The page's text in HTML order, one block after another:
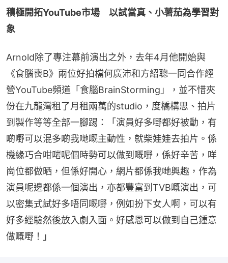
積極開拓YouTube市場　以試當真、小薯茄為學習對
象
Arnold除了專注幕前演出之外，去年4月他開始與
《食腦喪B》兩位好拍檔何廣沛和方紹聰一同合作經
營YouTube頻道「食腦BrainStorming」，並不惜夾
份在九龍灣租了月租兩萬的studio，度橋構思、拍片
到製作等等全部一腳踢：「演員好多嘢都好被動，有
啲嘢可以混多啲我哋嘅主動性，就柴娃娃去拍片。係
機緣巧合咁啱呢個時勢可以做到嘅嘢，係好辛苦，咩
崗位都做晒，但係好開心，網片都係我哋興趣，作為
演員呢邊都係一個演出，亦都豐富到TVB嘅演出，可
以密集式試好多唔同嘅嘢，例如扮下女人啊，可以有
好多經驗然後放入劇入面。好感恩可以做到自己鍾意
做嘅嘢！」